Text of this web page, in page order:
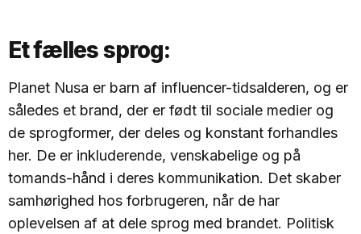
Et fælles sprog:
Planet Nusa er barn af influencer-tidsalderen, og er
således et brand, der er født til sociale medier og
de sprogformer, der deles og konstant forhandles
her. De er inkluderende, venskabelige og på
tomands-hånd i deres kommunikation. Det skaber
samhørighed hos forbrugeren, når de har
oplevelsen af at dele sprog med brandet. Politisk